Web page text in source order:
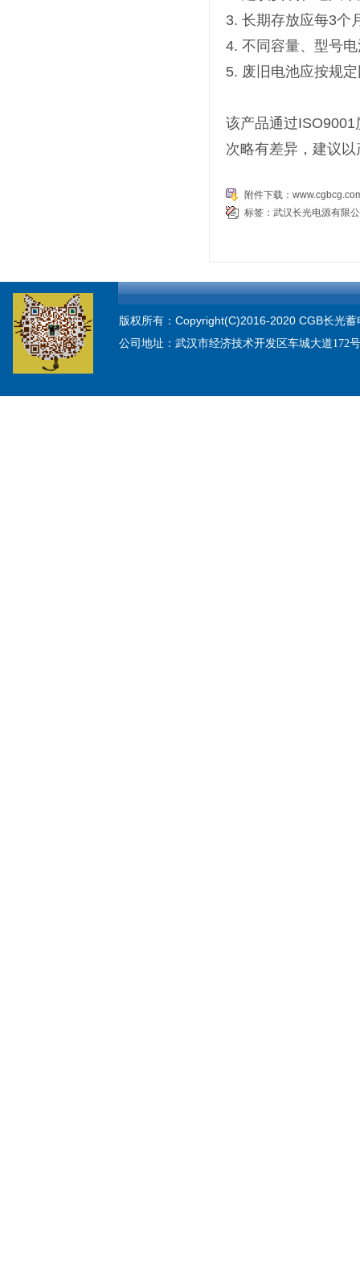
3. 长期存放应每3个
4. 不同容量、型号
5. 废旧电池应按规
该产品通过
次略有差异，建议
附件下载：
标签： 武汉长光电源有限
版权所有：Copyright(C)2016-2020 CGB长光蓄
公司地址： 武汉市经济技术开发区车城大道172号